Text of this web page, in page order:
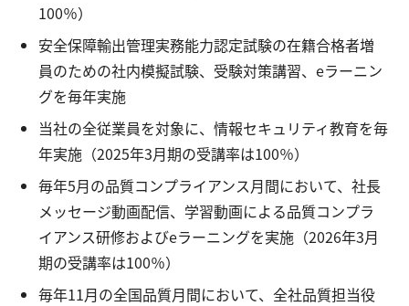
100％）
安全保障輸出管理実務能力認定試験の在籍合格者増
員のための社内模擬試験、受験対策講習、eラーニン
グを毎年実施
当社の全従業員を対象に、情報セキュリティ教育を毎
年実施（2025年3月期の受講率は100％）
毎年5月の品質コンプライアンス月間において、社長
メッセージ動画配信、学習動画による品質コンプラ
イアンス研修およびeラーニングを実施（2026年3月
期の受講率は100％）
毎年11月の全国品質月間において、全社品質担当役